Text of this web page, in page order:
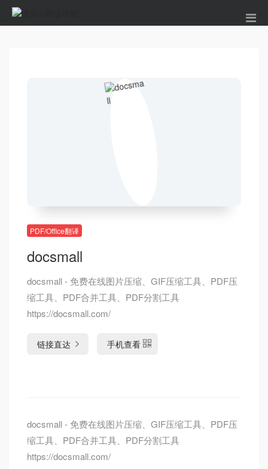
PDF/Office翻译
docsmall
docsmall - 免费在线图片压缩、GIF压缩工具、PDF压
缩工具、PDF合并工具、PDF分割工具
https://docsmall.com/
链接直达 手机查看
docsmall - 免费在线图片压缩、GIF压缩工具、PDF压
缩工具、PDF合并工具、PDF分割工具
https://docsmall.com/